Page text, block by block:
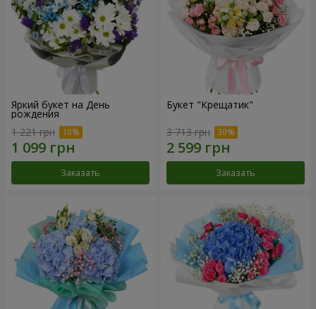
Яркий букет на День
рождения
1 221 грн
Заказать
Букет "Крещатик"
3 713 грн
Заказать